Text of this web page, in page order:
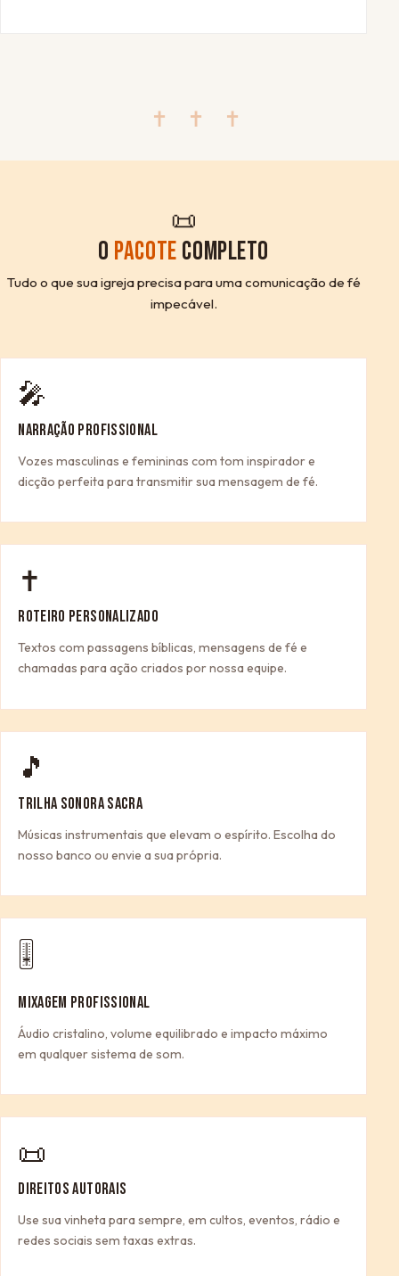
✝ ✝ ✝
📜
O PACOTE COMPLETO
Tudo o que sua igreja precisa para uma comunicação de fé
impecável.
🎤
NARRAÇÃO PROFISSIONAL
Vozes masculinas e femininas com tom inspirador e
dicção perfeita para transmitir sua mensagem de fé.
✝
ROTEIRO PERSONALIZADO
Textos com passagens bíblicas, mensagens de fé e
chamadas para ação criados por nossa equipe.
🎵
TRILHA SONORA SACRA
Músicas instrumentais que elevam o espírito. Escolha do
nosso banco ou envie a sua própria.
🎚
MIXAGEM PROFISSIONAL
Áudio cristalino, volume equilibrado e impacto máximo
em qualquer sistema de som.
📜
DIREITOS AUTORAIS
Use sua vinheta para sempre, em cultos, eventos, rádio e
redes sociais sem taxas extras.